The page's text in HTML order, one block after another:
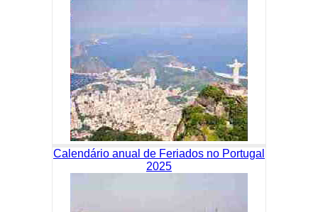
Calendário anual de Feriados no Portugal
2025